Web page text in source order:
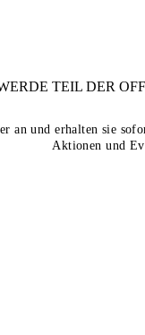
TEIL DER
an und erhalten sie
Aktionen und